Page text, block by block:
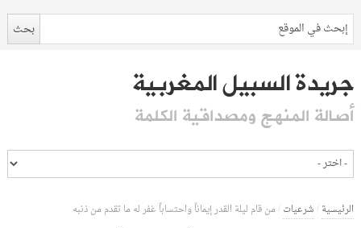
جريدة السبيل المغربية
أصالة المنهج ومصداقية الكلمة
الرئيسية/شرعيات/من قام ليلة القدر إيماناً واحتساباً غفر له ما تقدم من ذنبه